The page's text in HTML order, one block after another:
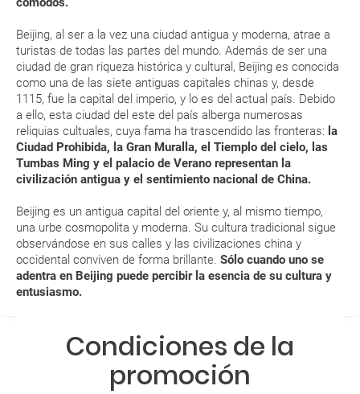
Beijing, al ser a la vez una ciudad antigua y moderna, atrae a
turistas de todas las partes del mundo. Además de ser una
ciudad de gran riqueza histórica y cultural, Beijing es conocida
como una de las siete antiguas capitales chinas y, desde
1115, fue la capital del imperio, y lo es del actual país. Debido
a ello, esta ciudad del este del país alberga numerosas
reliquias cultuales, cuya fama ha trascendido las fronteras: la
Ciudad Prohibida, la Gran Muralla, el Tiemplo del cielo, las
Tumbas Ming y el palacio de Verano representan la
civilización antigua y el sentimiento nacional de China.
Beijing es un antigua capital del oriente y, al mismo tiempo,
una urbe cosmopolita y moderna. Su cultura tradicional sigue
observándose en sus calles y las civilizaciones china y
occidental conviven de forma brillante. Sólo cuando uno se
adentra en Beijing puede percibir la esencia de su cultura y
entusiasmo.
MODIFICACIÓN ó CANCELACIÓN ¿Puedo anular o
modificar una reserva del viaje? ¿Qué gastos puede
generar una anulación o modificación del viaje?
¿Qué caducidad debe tener mi pasaporte para ir
a...?
¿Con cuánta antelación tengo que estar en el
aeropuerto?
RESERVAR ¿Cómo puedo reservar un viaje de
paquete vacacional en la página web?
Al realizar la reserva, uno de los servicios ha
¿Cómo sé si hay plazas disponibles en el viaje que
quiero al hacer mi solicitud de reserva?
Condiciones de la
promoción